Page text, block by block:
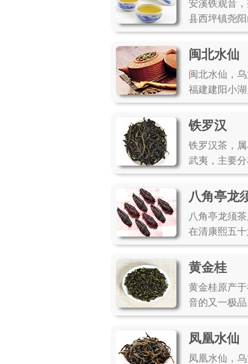
安溪铁观音
县西坪镇尧
闽北水仙
闽北水仙，
福建建阳小
铁罗汉
铁罗汉茶，
武夷，主要
八角亭龙
八角亭龙须
在清康熙五
黄金桂
黄金桂原产
音的又一极
凤凰水仙
凤凰水仙，